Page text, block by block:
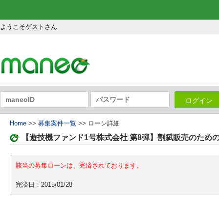
ようこそゲストさん
ログイン
Home >> 募集案件一覧 >> ローン詳細
【遊技機ファンド1号株式会社 第8弾】割賦販売のた
該当の募集ローンは、完済されております。
完済日：2015/01/28